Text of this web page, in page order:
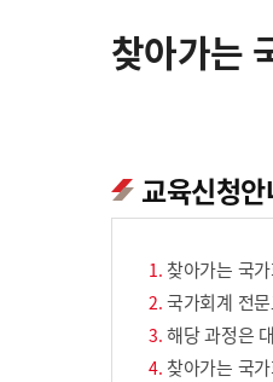
찾아가는
교육신청안
찾아가는 국
국가회계 전
해당 과정은
찾아가는 국